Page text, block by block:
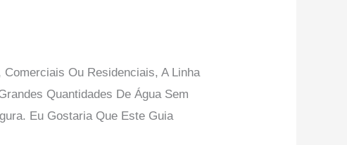
Ou Residenciais, A Linha
Quantidades De Água Sem
Eu Gostaria Que Este Guia